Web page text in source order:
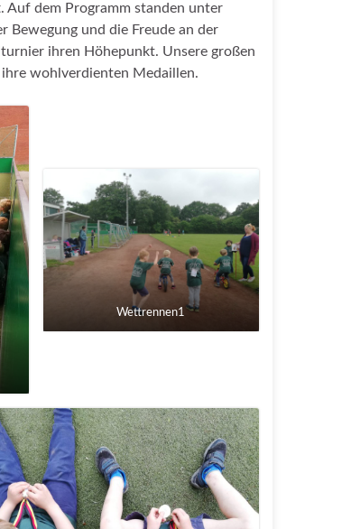
dem Programm standen unter
Bewegung und die Freude an der
ihren Höhepunkt. Unsere großen
wohlverdienten Medaillen.
Wettrennen1